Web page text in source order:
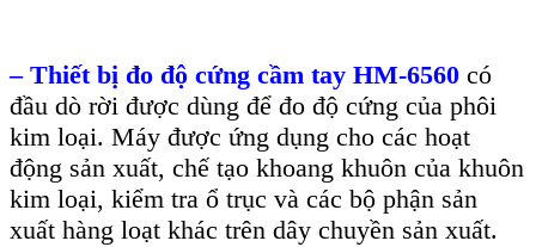
– Thiết bị đo độ cứng cầm tay HM-6560 có
đầu dò rời được dùng để đo độ cứng của phôi
kim loại. Máy được ứng dụng cho các hoạt
động sản xuất, chế tạo khoang khuôn của khuôn
kim loại, kiểm tra ổ trục và các bộ phận sản
xuất hàng loạt khác trên dây chuyền sản xuất.